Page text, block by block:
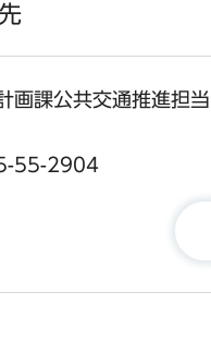
画課公共交通推進担当
55-2904